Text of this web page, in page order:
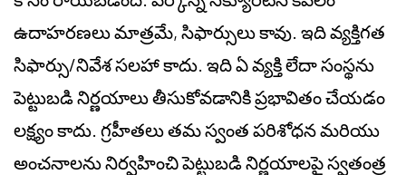
ఉదాహరణలు మాత్రమే, సిఫార్సులు కావు. ఇది వ్యక్తిగత
సిఫార్సు/నివేశ సలహా కాదు. ఇది ఏ వ్యక్తి లేదా సంస్థను
పెట్టుబడి నిర్ణయాలు తీసుకోవడానికి ప్రభావితం చేయడం
లక్ష్యం కాదు. గ్రహీతలు తమ స్వంత పరిశోధన మరియు
అంచనాలను నిర్వహించి పెట్టుబడి నిర్ణయాలపై స్వతంత్ర